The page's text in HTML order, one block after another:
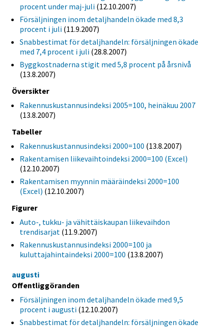
procent under maj-juli (12.10.2007)
Försäljningen inom detaljhandeln ökade med 8,3
procent i juli (11.9.2007)
Snabbestimat för detaljhandeln: försäljningen ökade
med 7,4 procent i juli (28.8.2007)
Byggkostnaderna stigit med 5,8 procent på årsnivå
(13.8.2007)
Översikter
Rakennuskustannusindeksi 2005=100, heinäkuu 2007
(13.8.2007)
Tabeller
Rakennuskustannusindeksi 2000=100 (13.8.2007)
Rakentamisen liikevaihtoindeksi 2000=100 (Excel)
(12.10.2007)
Rakentamisen myynnin määräindeksi 2000=100
(Excel) (12.10.2007)
Figurer
Auto-, tukku- ja vähittäiskaupan liikevaihdon
trendisarjat (11.9.2007)
Rakennuskustannusindeksi 2000=100 ja
kuluttajahintaindeksi 2000=100 (13.8.2007)
augusti
Offentliggöranden
Försäljningen inom detaljhandeln ökade med 9,5
procent i augusti (12.10.2007)
Snabbestimat för detaljhandeln: försäljningen ökade